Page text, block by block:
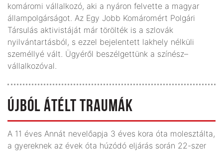
komáromi vállalkozó, aki a nyáron felvette a magyar
állampolgárságot. Az Egy Jobb Komáromért Polgári
Társulás aktivistáját már törölték is a szlovák
nyilvántartásból, s ezzel bejelentett lakhely nélküli
személlyé vált. Ügyéről beszélgettünk a színész–
vállalkozóval.
ÚJBÓL ÁTÉLT TRAUMÁK
A 11 éves Annát nevelőapja 3 éves kora óta molesztálta,
a gyereknek az évek óta húzódó eljárás során 22-szer